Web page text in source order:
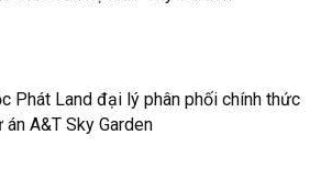
Phát Land đại lý phân phối chính thức
án A&T Sky Garden